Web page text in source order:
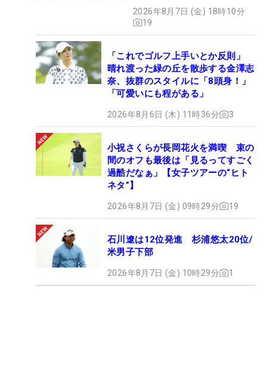
2026年8月7日 (金) 18時10分
19
「これでゴルフ上手いとか反則」
晴れ渡った緑の丘を散歩する金澤志
奈、抜群のスタイルに「8頭身！」
「可愛いにも程がある」
2026年8月6日 (木) 11時36分 3
小祝さくらが長岡花火を満喫 束の
間のオフも最後は「見るってすごく
過酷だなぁ」【女子ツアーの“ヒト
ネタ”】
2026年8月7日 (金) 09時29分 19
石川遼は12位発進 杉浦悠太20位/
米男子下部
2026年8月7日 (金) 10時29分 1